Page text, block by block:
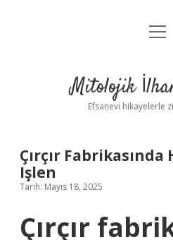
Yasal
Mitolojik
Efsanevi hikayelerle
Çırçır
Işlen
Tarih: Mayıs 18, 2025
Çırçır